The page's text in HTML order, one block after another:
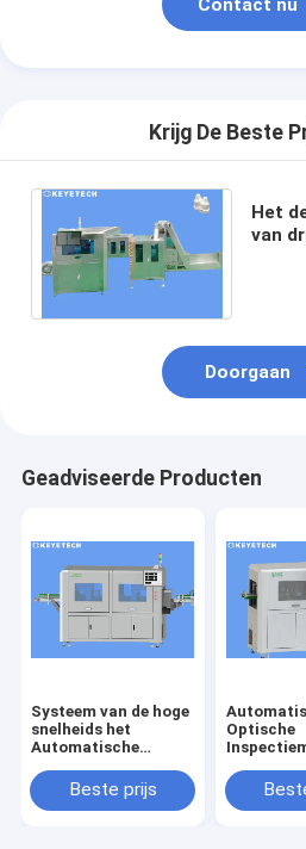
Contact nu
Krijg De Beste
Het
van
Doorgaan
Geadviseerde Producten
Systeem van de hoge
snelheids het
Automatische
voor
Beeldkwaliteitscontrole
Beste prijs
Optische
de